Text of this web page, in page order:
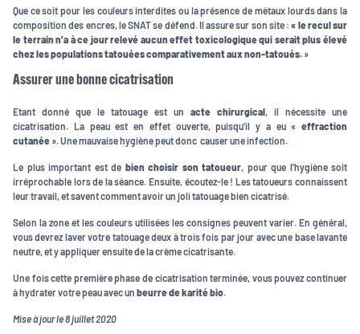
Que ce soit pour les couleurs interdites ou la présence de métaux lourds dans la
composition des encres, le SNAT se défend. Il assure sur son site :« le recul sur
le terrain n’a à ce jour relevé aucun effet toxicologique qui serait plus élevé
chez les populations tatouées comparativement aux non-tatoués. »
Assurer une bonne cicatrisation
Etant donné que le tatouage est un acte chirurgical, il nécessite une
cicatrisation. La peau est en effet ouverte, puisqu’il y a eu « effraction
cutanée ». Une mauvaise hygiène peut donc causer une infection.
Le plus important est de bien choisir son tatoueur, pour que l’hygiène soit
irréprochable lors de la séance. Ensuite, écoutez-le ! Les tatoueurs connaissent
leur travail, et savent comment avoir un joli tatouage bien cicatrisé.
Selon la zone et les couleurs utilisées les consignes peuvent varier. En général,
vous devrez laver votre tatouage deux à trois fois par jour avec une base lavante
neutre, et y appliquer ensuite de la crème cicatrisante.
Une fois cette première phase de cicatrisation terminée, vous pouvez continuer
à hydrater votre peau avec un beurre de karité bio.
Mise à jour le 8 juillet 2020